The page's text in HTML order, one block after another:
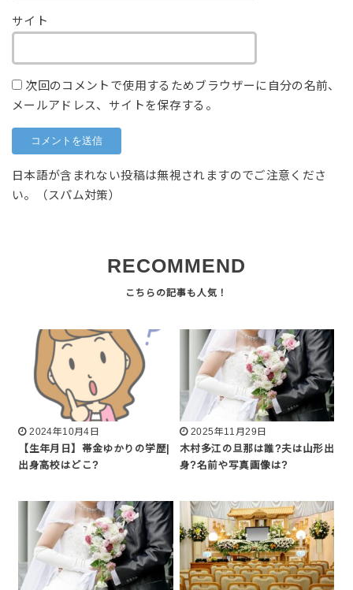
サイト
次回のコメントで使用するためブラウザーに自分の名前、
メールアドレス、サイトを保存する。
日本語が含まれない投稿は無視されますのでご注意くださ
い。（スパム対策）
RECOMMEND
2024年10月4日
【生年月日】帯金ゆかりの学歴|
出身高校はどこ?
2025年11月29日
木村多江の旦那は誰?夫は山形出
身?名前や写真画像は?